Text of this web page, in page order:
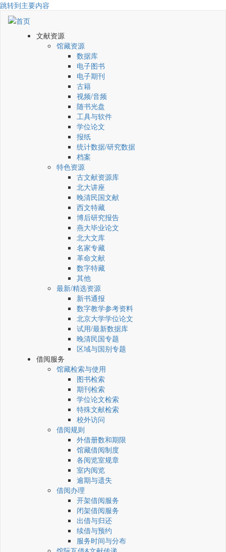
跳转到主要内容
文献资源
馆藏资源
数据库
电子图书
电子期刊
古籍
视频/音频
随书光盘
工具与软件
学位论文
报纸
统计数据/研究数据
档案
特色资源
古文献资源库
北大讲座
晚清民国文献
西文特藏
博后研究报告
燕大毕业论文
北大文库
名家专藏
革命文献
数字特藏
其他
最新/精选资源
新书通报
数字教学参考资料
北京大学学位论文
试用/最新数据库
晚清民国专题
区域与国别专题
借阅服务
馆藏检索与使用
图书检索
期刊检索
学位论文检索
特殊文献检索
校外访问
借阅规则
外借册数和期限
馆藏借阅制度
各阅览室规章
室内阅览
逾期与遗失
借阅办理
开架借阅服务
闭架借阅服务
出借与归还
续借与预约
服务时间与分布